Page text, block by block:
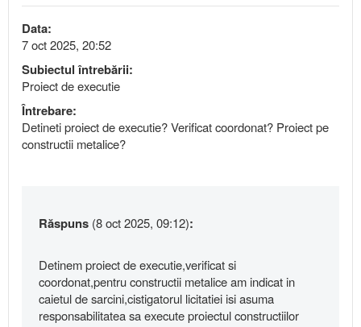
Data:
7 oct 2025, 20:52
Subiectul întrebării:
Proiect de executie
Întrebare:
Detineti proiect de executie? Verificat coordonat? Proiect pe
constructii metalice?
Răspuns (8 oct 2025, 09:12):
Detinem proiect de executie,verificat si
coordonat,pentru constructii metalice am indicat in
caietul de sarcini,cistigatorul licitatiei isi asuma
responsabilitatea sa execute proiectul constructiilor